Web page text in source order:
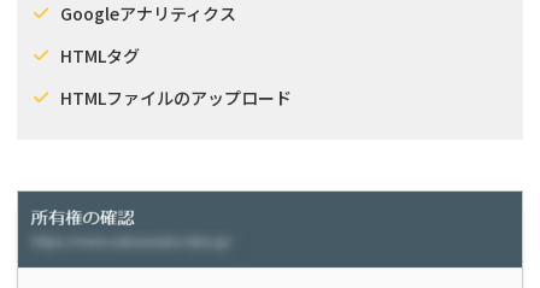
Googleアナリティクス
HTMLタグ
HTMLファイルのアップロード